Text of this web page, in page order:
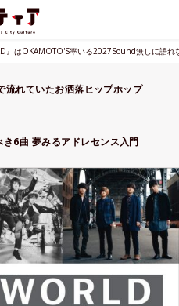
』はOKAMOTO'S率いる2027Sound無しに語れ
れていたお洒落ヒップホップ
6曲 夢みるアドレセンス入門